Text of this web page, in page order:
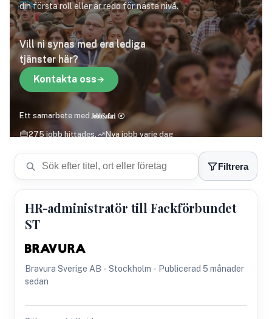
din första roll eller är redo för nästa nivå.
Vill ni synas med era lediga
tjänster här?
Kontakta oss
Ett samarbete med
275 jobb hittades. Nya jobb varje dag
Filtrera
HR-administratör till Fackförbundet
ST
Bravura Sverige AB - Stockholm - Publicerad 5 månader
sedan